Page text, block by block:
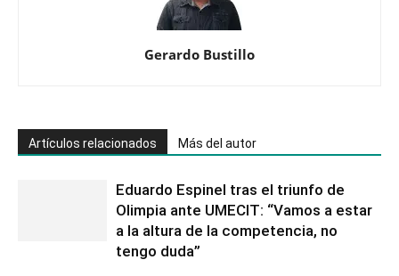
Gerardo Bustillo
Artículos relacionados Más del autor
Eduardo Espinel tras el triunfo de
Olimpia ante UMECIT: “Vamos a estar
a la altura de la competencia, no
tengo duda”